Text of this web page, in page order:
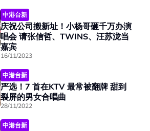
中港台新
庆祝公司搬新址！小杨哥砸千万办演
唱会 请张信哲、TWINS、汪苏泷当
嘉宾
16/11/2023
中港台新
严选！7 首在KTV 最常被翻牌 甜到
裂屏的男女合唱曲
28/11/2022
中港台新